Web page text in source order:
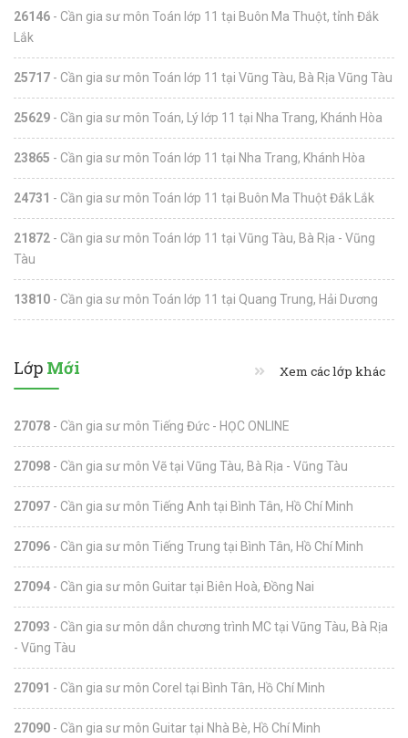
26146 - Cần gia sư môn Toán lớp 11 tại Buôn Ma Thuột, tỉnh Đắk
Lắk
25717 - Cần gia sư môn Toán lớp 11 tại Vũng Tàu, Bà Rịa Vũng Tàu
25629 - Cần gia sư môn Toán, Lý lớp 11 tại Nha Trang, Khánh Hòa
23865 - Cần gia sư môn Toán lớp 11 tại Nha Trang, Khánh Hòa
24731 - Cần gia sư môn Toán lớp 11 tại Buôn Ma Thuột Đắk Lắk
21872 - Cần gia sư môn Toán lớp 11 tại Vũng Tàu, Bà Rịa - Vũng
Tàu
13810 - Cần gia sư môn Toán lớp 11 tại Quang Trung, Hải Dương
Lớp Mới Xem các lớp khác
27078 - Cần gia sư môn Tiếng Đức - HỌC ONLINE
27098 - Cần gia sư môn Vẽ tại Vũng Tàu, Bà Rịa - Vũng Tàu
27097 - Cần gia sư môn Tiếng Anh tại Bình Tân, Hồ Chí Minh
27096 - Cần gia sư môn Tiếng Trung tại Bình Tân, Hồ Chí Minh
27094 - Cần gia sư môn Guitar tại Biên Hoà, Đồng Nai
27093 - Cần gia sư môn dẫn chương trình MC tại Vũng Tàu, Bà Rịa
- Vũng Tàu
27091 - Cần gia sư môn Corel tại Bình Tân, Hồ Chí Minh
27090 - Cần gia sư môn Guitar tại Nhà Bè, Hồ Chí Minh